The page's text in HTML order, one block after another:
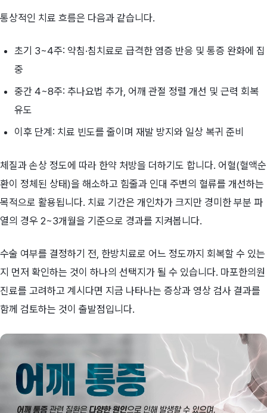
통상적인 치료 흐름은 다음과 같습니다.
초기 3~4주: 약침·침치료로 급격한 염증 반응 및 통증 완화에 집
중
중간 4~8주: 추나요법 추가, 어깨 관절 정렬 개선 및 근력 회복
유도
이후 단계: 치료 빈도를 줄이며 재발 방지와 일상 복귀 준비
체질과 손상 정도에 따라 한약 처방을 더하기도 합니다. 어혈(혈액순
환이 정체된 상태)을 해소하고 힘줄과 인대 주변의 혈류를 개선하는
목적으로 활용됩니다. 치료 기간은 개인차가 크지만 경미한 부분 파
열의 경우 2~3개월을 기준으로 경과를 지켜봅니다.
수술 여부를 결정하기 전, 한방치료로 어느 정도까지 회복할 수 있는
지 먼저 확인하는 것이 하나의 선택지가 될 수 있습니다. 마포한의원
진료를 고려하고 계시다면 지금 나타나는 증상과 영상 검사 결과를
함께 검토하는 것이 출발점입니다.